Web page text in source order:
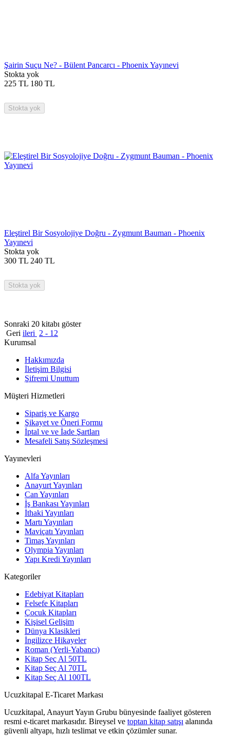
Şairin Suçu Ne? - Bülent Pancarcı - Phoenix Yayınevi
Stokta yok
225 TL 180 TL
Stokta yok
Eleştirel Bir Sosyolojiye Doğru - Zygmunt Bauman - Phoenix
Yayınevi
Stokta yok
300 TL 240 TL
Stokta yok
Sonraki 20 kitabı göster
Geri ileri 2 - 12
Kurumsal
Hakkımızda
İletişim Bilgisi
Şifremi Unuttum
Müşteri Hizmetleri
Sipariş ve Kargo
Şikayet ve Öneri Formu
İptal ve ve İade Şartları
Mesafeli Satış Sözleşmesi
Yayınevleri
Alfa Yayınları
Anayurt Yayınları
Can Yayınları
İş Bankası Yayınları
İthaki Yayınları
Martı Yayınları
Maviçatı Yayınları
Timaş Yayınları
Olympia Yayınları
Yapı Kredi Yayınları
Kategoriler
Edebiyat Kitapları
Felsefe Kitapları
Çocuk Kitapları
Kişisel Gelişim
Dünya Klasikleri
İngilizce Hikayeler
Roman (Yerli-Yabancı)
Kitap Seç Al 50TL
Kitap Seç Al 70TL
Kitap Seç Al 100TL
Ucuzkitapal E-Ticaret Markası
Ucuzkitapal, Anayurt Yayın Grubu bünyesinde faaliyet gösteren
resmi e-ticaret markasıdır. Bireysel ve toptan kitap satışı alanında
güvenli altyapı, hızlı teslimat ve etkin çözümler sunar.